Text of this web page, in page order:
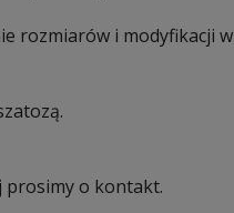
rozmiarów i modyfikacji
prosimy o kontakt.